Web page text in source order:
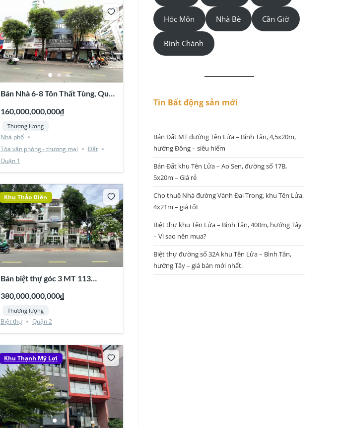
Bán Nhà 6-8 Tôn Thất Tùng, Quận
160,000,000,000₫
Thương lượng
Nhà phố
Tòa văn phòng - thương mại
Đất
Quận 1
Khu Thảo Điền
Bán biệt thự góc 3 MT 113
Quận 2
380,000,000,000₫
Thương lượng
Biệt thự Quận 2
Khu Thạnh Mỹ Lợi
Hóc Môn Nhà Bè Cần Giờ
Bình Chánh
Tin Bất động sản mới
Bán Đất MT đường Tên Lửa – Bình Tân, 4,5x20m,
hướng Đông – siêu hiếm
Bán Đất khu Tên Lửa – Ao Sen, đường số 17B,
5x20m – Giá rẻ
Cho thuê Nhà đường Vành Đai Trong, khu Tên Lửa,
4x21m – giá tốt
Biệt thự khu Tên Lửa – Bình Tân, 400m, hướng Tây
– Vì sao nên mua?
Biệt thự đường số 32A khu Tên Lửa – Bình Tân,
hướng Tây – giá bán mới nhất.